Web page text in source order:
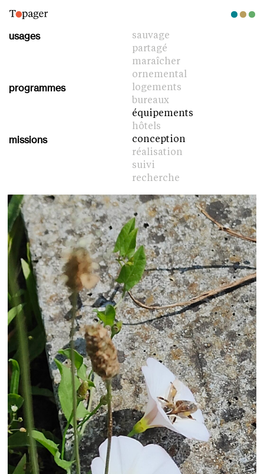
usages
sauvage
partagé
maraîcher
ornemental
programmes
logements
bureaux
équipements
hôtels
missions
conception
réalisation
suivi
recherche